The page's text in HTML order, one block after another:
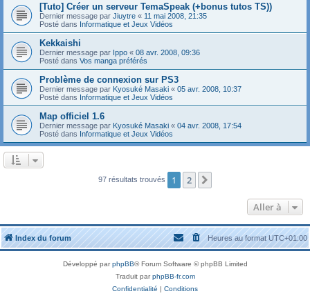
[Tuto] Créer un serveur TemaSpeak (+bonus tutos TS))
Dernier message par Jiuytre « 11 mai 2008, 21:35
Posté dans Informatique et Jeux Vidéos
Kekkaishi
Dernier message par Ippo « 08 avr. 2008, 09:36
Posté dans Vos manga préférés
Problème de connexion sur PS3
Dernier message par Kyosuké Masaki « 05 avr. 2008, 10:37
Posté dans Informatique et Jeux Vidéos
Map officiel 1.6
Dernier message par Kyosuké Masaki « 04 avr. 2008, 17:54
Posté dans Informatique et Jeux Vidéos
97 résultats trouvés 1 2
Aller à
Index du forum Heures au formatUTC+01:00
Développé parphpBB® Forum Software © phpBB Limited
Traduit parphpBB-fr.com
Confidentialité | Conditions